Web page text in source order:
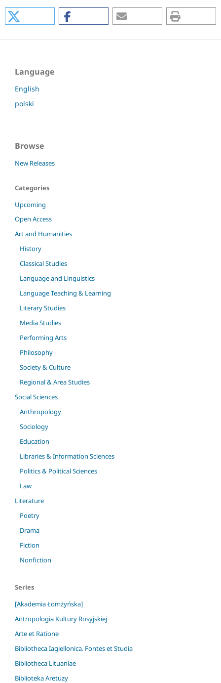
Language
English
polski
Browse
New Releases
Categories
Upcoming
Open Access
Art and Humanities
History
Classical Studies
Language and Linguistics
Language Teaching & Learning
Literary Studies
Media Studies
Performing Arts
Philosophy
Society & Culture
Regional & Area Studies
Social Sciences
Anthropology
Sociology
Education
Libraries & Information Sciences
Politics & Political Sciences
Law
Literature
Poetry
Drama
Fiction
Nonfiction
Series
[Akademia Łomżyńska]
Antropologia Kultury Rosyjskiej
Arte et Ratione
Bibliotheca Iagiellonica. Fontes et Studia
Bibliotheca Lituaniae
Biblioteka Aretuzy